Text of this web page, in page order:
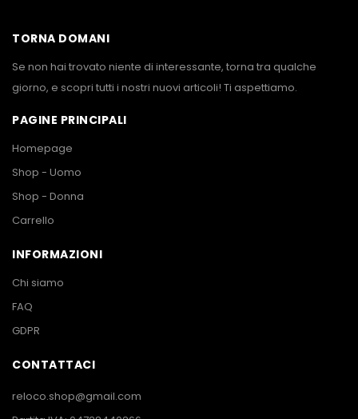
TORNA DOMANI
Se non hai trovato niente di interessante, torna tra qualche
giorno, e scopri tutti i nostri nuovi articoli! Ti aspettiamo.
PAGINE PRINCIPALI
Homepage
Shop - Uomo
Shop - Donna
Carrello
INFORMAZIONI
Chi siamo
FAQ
GDPR
CONTATTACI
reloco.shop@gmail.com